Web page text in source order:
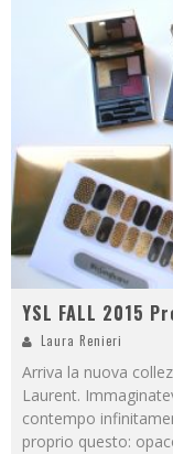
YSL FALL 2015
Laura Renieri
Arriva la nuova
Laurent.
contempo
proprio questo: